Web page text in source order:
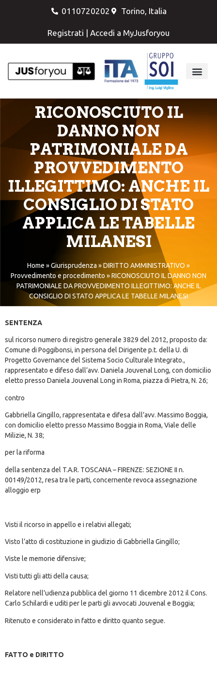
0110720202 Torino, Italia
Registrati | Accedi a MyJusforyou
RICONOSCIUTO IL
DANNO NON
PATRIMONIALE DA
PROVVEDIMENTO
ILLEGITTIMO: ANCHE IL
CONSIGLIO DI STATO
APPLICA LE TABELLE
MILANESI
Home »Giurisprudenza»DIRITTO AMMINISTRATIVO »
Provvedimento e procedimento »RICONOSCIUTO IL DANNO NON
PATRIMONIALE DA PROVVEDIMENTO ILLEGITTIMO: ANCHE IL
CONSIGLIO DI STATO APPLICA LE TABELLE MILANESI
SENTENZA
sul ricorso numero di registro generale 3829 del 2012, proposto da:
Comune di Poggibonsi, in persona del Dirigente p.t. della U. di
Progetto Governance del Sistema Socio Culturale Integrato.,
rappresentato e difeso dall’avv. Daniela Jouvenal Long, con domicilio
eletto presso Daniela Jouvenal Long in Roma, piazza di Pietra, N. 26;
contro
Gabbriella Gingillo, rappresentata e difesa dall’avv. Massimo Boggia,
con domicilio eletto presso Massimo Boggia in Roma, Viale delle
Milizie, N. 38;
per la riforma
della sentenza del T.A.R. TOSCANA – FIRENZE: SEZIONE II n.
00149/2012, resa tra le parti, concernente revoca assegnazione
alloggio erp
Visti il ricorso in appello e i relativi allegati;
Visto l’atto di costituzione in giudizio di Gabbriella Gingillo;
Viste le memorie difensive;
Visti tutti gli atti della causa;
Relatore nell’udienza pubblica del giorno 11 dicembre 2012 il Cons.
Carlo Schilardi e uditi per le parti gli avvocati Jouvenal e Boggia;
Ritenuto e considerato in fatto e diritto quanto segue.
FATTO e DIRITTO